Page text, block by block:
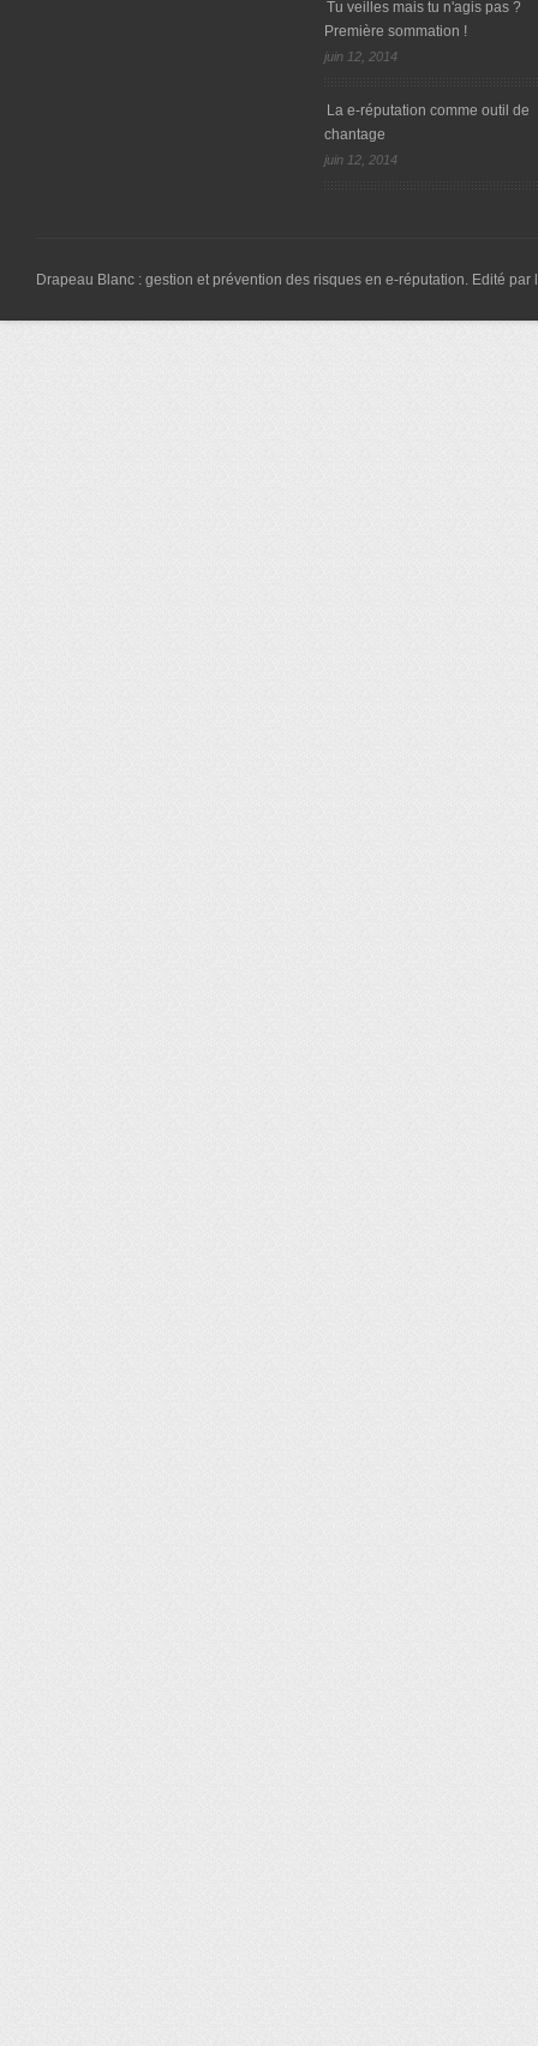
Tu veilles mais tu n'agis pas ?
Première sommation !
juin 12, 2014
La e-réputation comme outil de
chantage
juin 12, 2014
Drapeau Blanc : gestion et prévention des risques en e-réputation. Edité